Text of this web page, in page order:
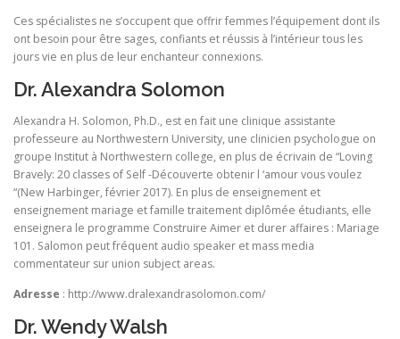
Ces spécialistes ne s’occupent que offrir femmes l’équipement dont ils
ont besoin pour être sages, confiants et réussis à l’intérieur tous les
jours vie en plus de leur enchanteur connexions.
Dr. Alexandra Solomon
Alexandra H. Solomon, Ph.D., est en fait une clinique assistante
professeure au Northwestern University, une clinicien psychologue on
groupe Institut à Northwestern college, en plus de écrivain de “Loving
Bravely: 20 classes of Self -Découverte obtenir l ‘amour vous voulez
“(New Harbinger, février 2017). En plus de enseignement et
enseignement mariage et famille traitement diplômée étudiants, elle
enseignera le programme Construire Aimer et durer affaires : Mariage
101. Salomon peut fréquent audio speaker et mass media
commentateur sur union subject areas.
Adresse : http://www.dralexandrasolomon.com/
Dr. Wendy Walsh